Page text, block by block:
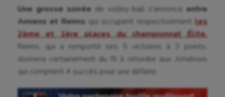
Une grosse soirée de volley-ball s’annonce entre
Amiens et Reims qui occupent respectivementles
2ème et 1ère places du championnat Élite.
Reims, qui a remporté ses 5 victoires à 3 points,
donnera certainement du fil à retordre aux Amiénois
qui comptent 4 succès pour une défaite.